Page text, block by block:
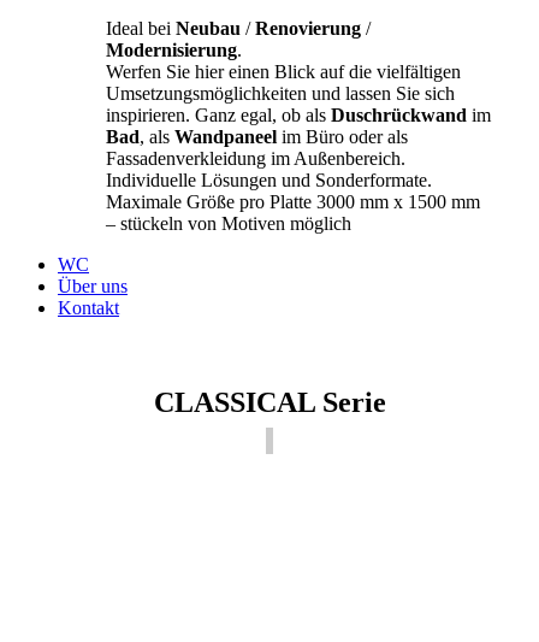
Ideal bei Neubau /Renovierung /
Modernisierung.
Werfen Sie hier einen Blick auf die vielfältigen
Umsetzungsmöglichkeiten und lassen Sie sich
inspirieren. Ganz egal, ob als Duschrückwand im
Bad, als Wandpaneel im Büro oder als
Fassadenverkleidung im Außenbereich.
Individuelle Lösungen und Sonderformate.
Maximale Größe pro Platte 3000 mm x 1500 mm
– stückeln von Motiven möglich
WC
Über uns
Kontakt
CLASSICAL Serie